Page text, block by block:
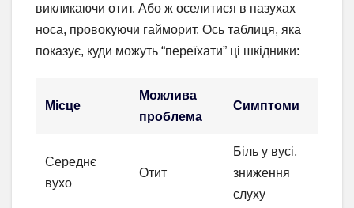
викликаючи отит. Або ж оселитися в пазухах
носа, провокуючи гайморит. Ось таблиця, яка
показує, куди можуть “переїхати” ці шкідники:
Місце
Можлива
проблема
Симптоми
Середнє
вухо
Отит
Біль у вусі,
зниження
слуху